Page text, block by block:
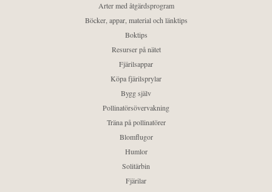
Arter med åtgärdsprogram
Böcker, appar, material och länktips
Boktips
Resurser på nätet
Fjärilsappar
Köpa fjärilsprylar
Bygg själv
Pollinatörsövervakning
Träna på pollinatörer
Blomflugor
Humlor
Solitärbin
Fjärilar